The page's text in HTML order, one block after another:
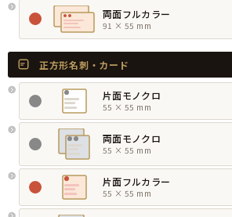
両面フルカラー
91 × 55 mm
正方形名刺・カード
片面モノクロ
55 × 55 mm
両面モノクロ
55 × 55 mm
片面フルカラー
55 × 55 mm